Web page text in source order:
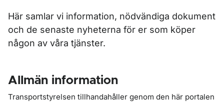
Här samlar vi information, nödvändiga dokument
och de senaste nyheterna för er som köper
någon av våra tjänster.
Allmän information
Transportstyrelsen tillhandahåller genom den här portalen